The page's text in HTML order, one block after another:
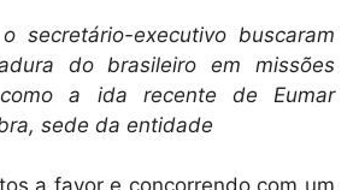
e
ai
l
secretário-executivo buscaram
do brasileiro em missões
como a ida recente de Eumar
sede da entidade